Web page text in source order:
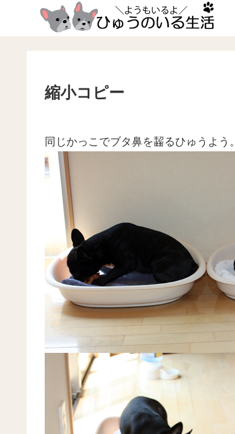
縮小コピー
同じかっこでブタ鼻を齧るひゅうよう。